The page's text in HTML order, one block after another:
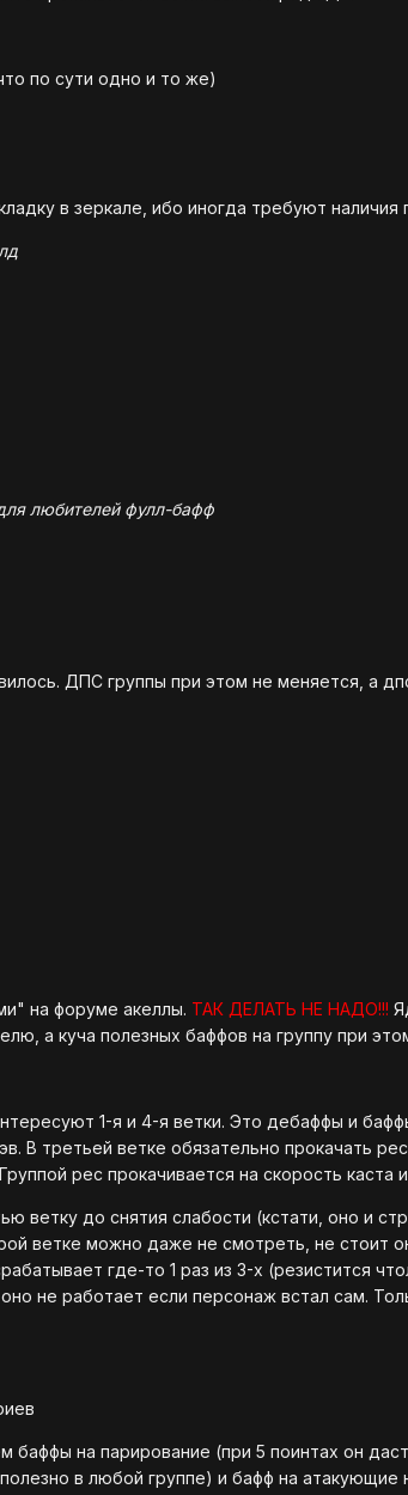
по сути одно и то же)
в зеркале, ибо иногда требуют наличия
любителей фулл-бафф
ДПС группы при этом не меняется, а
на форуме акеллы. ТАК ДЕЛАТЬ НЕ НАДО!!!
а куча полезных баффов на группу при
1-я и 4-я ветки. Это дебаффы и
В третьей ветке обязательно прокачать
рес прокачивается на скорость каста
ветку до снятия слабости (кстати, оно и
ветке можно даже не смотреть, не стоит
где-то 1 раз из 3-х (резистится
не работает если персонаж встал сам.
баффы на парирование (при 5 поинтах он
в любой группе) и бафф на атакующие